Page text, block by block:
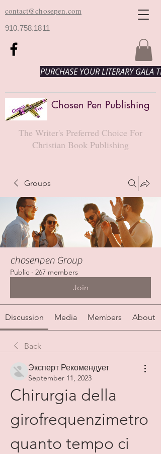
contact@chosepen.com
910.758.1811
PURCHASE YOUR LITERARY GALA
Chosen Pen Publishing
The Writer's Preferred Choice For
Christian Book Publishing
Groups
chosenpen Group
Public · 267 members
Join
Discussion Media Members About
Back
Эксперт Рекомендует
September 11, 2023
Chirurgia della
girofrequenzimetro
quanto tempo ci